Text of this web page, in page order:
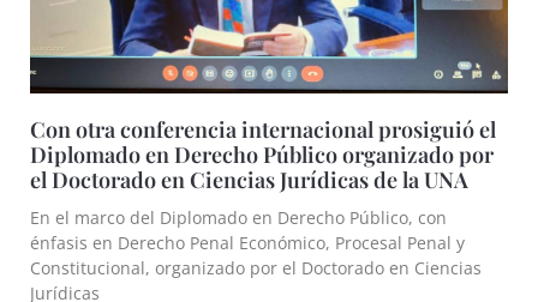
Con otra conferencia internacional prosiguió el
Diplomado en Derecho Público organizado por
el Doctorado en Ciencias Jurídicas de la UNA
En el marco del Diplomado en Derecho Público, con
énfasis en Derecho Penal Económico, Procesal Penal y
Constitucional, organizado por el Doctorado en Ciencias
Jurídicas